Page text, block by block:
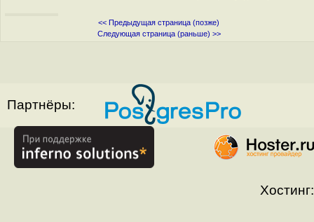
<< Предыдущая страница (позже)
Следующая страница (раньше) >>
Партнёры:
Хостинг: